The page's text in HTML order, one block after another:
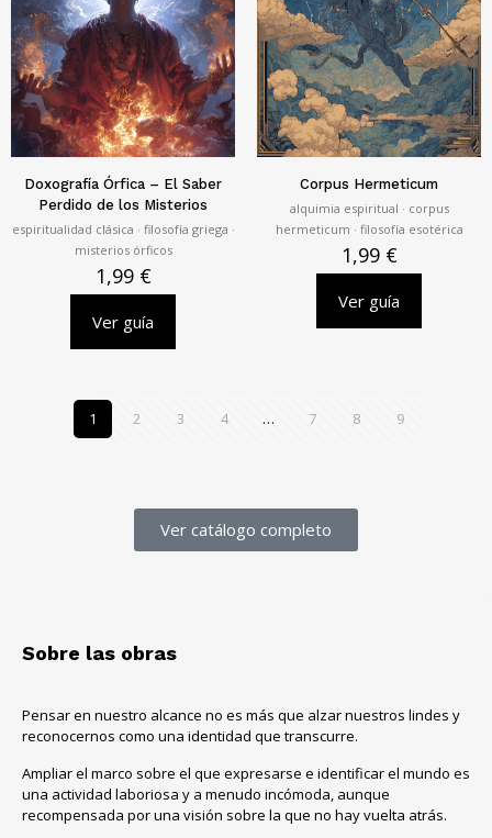
Doxografía Órfica – El Saber
Perdido de los Misterios
espiritualidad clásica · filosofía griega ·
misterios órficos
1,99 €
Ver guía
Corpus Hermeticum
alquimia espiritual · corpus
hermeticum · filosofía esotérica
1,99 €
Ver guía
1 2 3 4 … 7 8 9
Ver catálogo completo
Sobre las obras
Pensar en nuestro alcance no es más que alzar nuestros lindes y
reconocernos como una identidad que transcurre.
Ampliar el marco sobre el que expresarse e identificar el mundo es
una actividad laboriosa y a menudo incómoda, aunque
recompensada por una visión sobre la que no hay vuelta atrás.